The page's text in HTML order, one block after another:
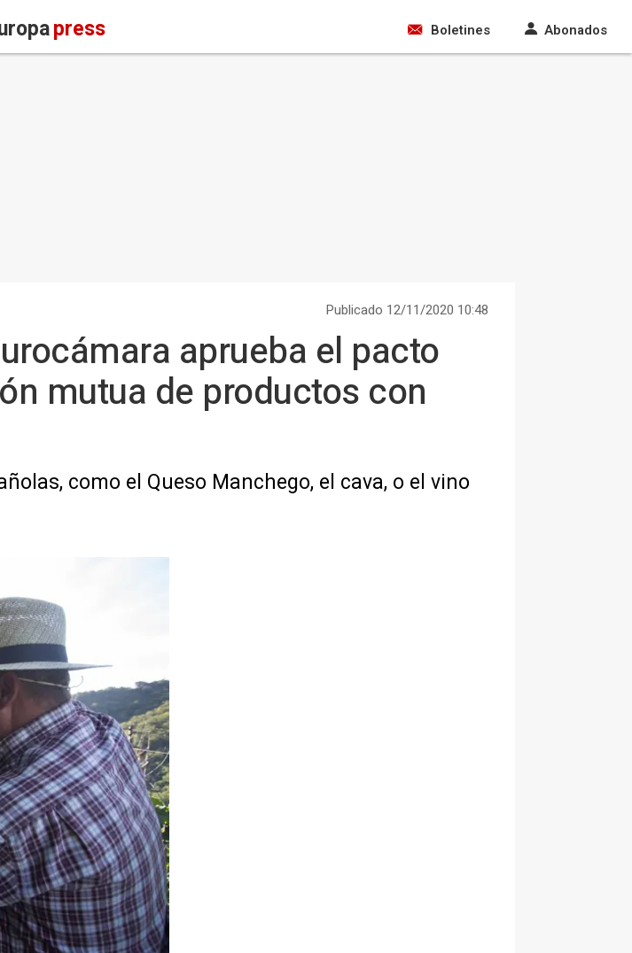
press Boletines Abonados
Publicado 12/11/2020 10:48
aprueba el pacto
mutua de productos con
como el Queso Manchego, el cava, o el vino